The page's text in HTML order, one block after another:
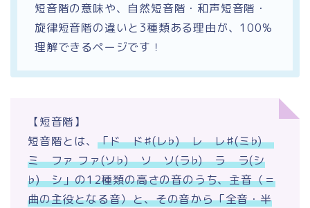
短音階の意味や、自然短音階・和声短音階・
旋律短音階の違いと3種類ある理由が、100%
理解できるページです！
【短音階】
短音階とは、 「ド ド♯(レ♭) レ レ♯(ミ♭)
ミ ファ ファ(ソ♭) ソ ソ(ラ♭) ラ ラ(シ
♭) シ」の12種類の高さの音のうち、主音（＝
曲の主役となる音）と、その音から「全音・半